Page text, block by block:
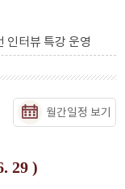
인터뷰 특강 운영
월간일정 보기
29 )